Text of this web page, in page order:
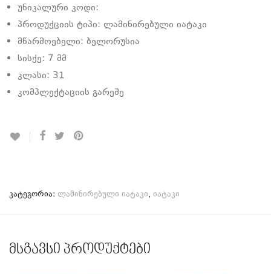
უნიკალური კოდი:
პროდუქციის ტიპი: ლამინირებული იატაკი
მწარმოებელი: ბელორუსია
სისქე: 7 მმ
კლასი: 31
კომპლექტაციის გარეშე
კატეგორია: ლამინირებული იატაკი, იატაკი
მსგავსი პროდუქტები